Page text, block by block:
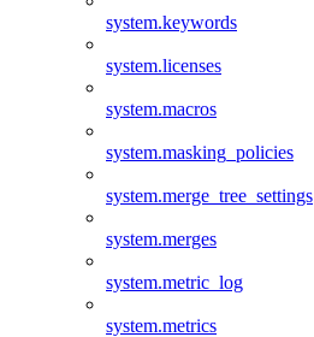
system.keywords
system.licenses
system.macros
system.masking_policies
system.merge_tree_settings
system.merges
system.metric_log
system.metrics